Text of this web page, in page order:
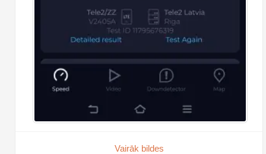
Vairāk bildes